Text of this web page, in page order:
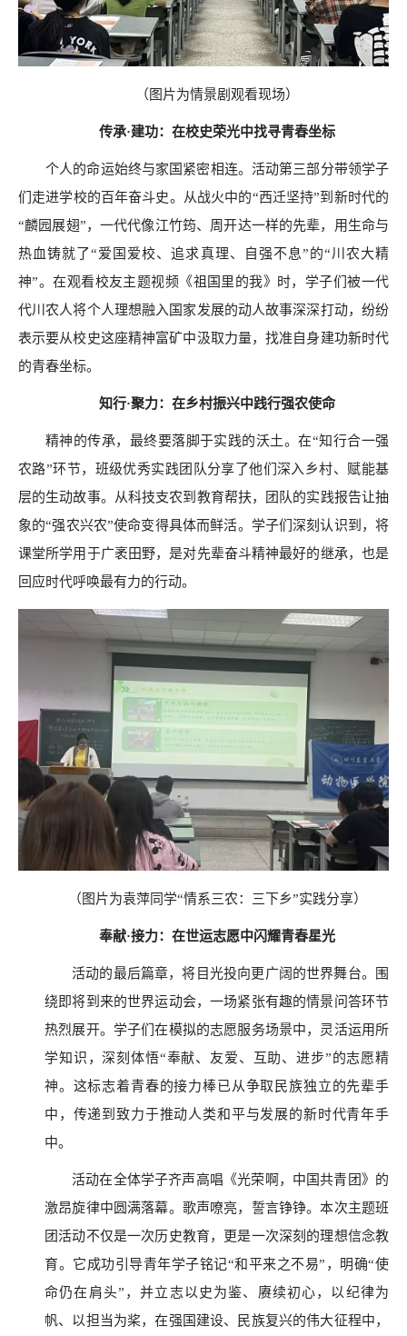
（图片为情景剧观看现场）
传承·建功：在校史荣光中找寻青春坐标
个人的命运始终与家国紧密相连。活动第三部分带领学子
们走进学校的百年奋斗史。从战火中的“西迁坚持”到新时代的
“麟园展翅”，一代代像江竹筠、周开达一样的先辈，用生命与
热血铸就了“爱国爱校、追求真理、自强不息”的“川农大精
神”。在观看校友主题视频《祖国里的我》时，学子们被一代
代川农人将个人理想融入国家发展的动人故事深深打动，纷纷
表示要从校史这座精神富矿中汲取力量，找准自身建功新时代
的青春坐标。
知行·聚力：在乡村振兴中践行强农使命
精神的传承，最终要落脚于实践的沃土。在“知行合一强
农路”环节，班级优秀实践团队分享了他们深入乡村、赋能基
层的生动故事。从科技支农到教育帮扶，团队的实践报告让抽
象的“强农兴农”使命变得具体而鲜活。学子们深刻认识到，将
课堂所学用于广袤田野，是对先辈奋斗精神最好的继承，也是
回应时代呼唤最有力的行动。
（图片为袁萍同学“情系三农：三下乡”实践分享）
奉献·接力：在世运志愿中闪耀青春星光
活动的最后篇章，将目光投向更广阔的世界舞台。围
绕即将到来的世界运动会，一场紧张有趣的情景问答环节
热烈展开。学子们在模拟的志愿服务场景中，灵活运用所
学知识，深刻体悟“奉献、友爱、互助、进步”的志愿精
神。这标志着青春的接力棒已从争取民族独立的先辈手
中，传递到致力于推动人类和平与发展的新时代青年手
中。
活动在全体学子齐声高唱《光荣啊，中国共青团》的
激昂旋律中圆满落幕。歌声嘹亮，誓言铮铮。本次主题班
团活动不仅是一次历史教育，更是一次深刻的理想信念教
育。它成功引导青年学子铭记“和平来之不易”，明确“使
命仍在肩头”，并立志以史为鉴、赓续初心，以纪律为
帆、以担当为桨，在强国建设、民族复兴的伟大征程中，